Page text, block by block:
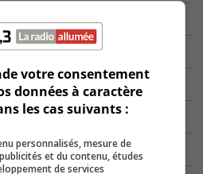
votre consentement
données à caractère
les cas suivants :
personnalisés, mesure de
et du contenu, études
de services